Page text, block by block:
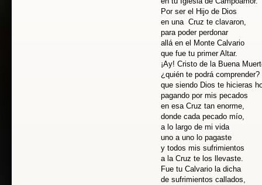
Por ser el Hijo de Dios
en una Cruz te clavaron,
para poder perdonar
allá en el Monte Calvario
que fue tu primer Altar.
¡Ay! Cristo de la Buena
¿quién te podrá comprender?
que siendo Dios te hicieras
pagando por mis pecados
en esa Cruz tan enorme,
donde cada pecado mío,
a lo largo de mi vida
uno a uno lo pagaste
y todos mis sufrimientos
a la Cruz te los llevaste.
Fue tu Calvario la dicha
de sufrimientos callados,